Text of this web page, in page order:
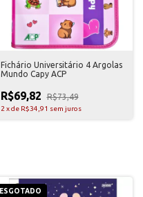
Fichário Universitário 4 Argolas
Mundo Capy ACP
R$69,82 R$73,49
2 xde R$34,91 sem juros
ESGOTADO